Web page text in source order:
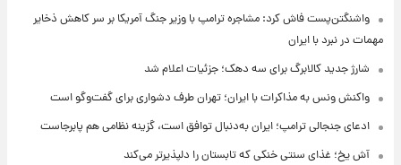
واشنگتن‌پست فاش کرد: مشاجره ترامپ با وزیر جنگ آمریکا بر سر کاهش ذخایر
مهمات در نبرد با ایران
شارژ جدید کالابرگ برای سه دهک؛ جزئیات اعلام شد
واکنش ونس به مذاکرات با ایران؛ تهران طرف دشواری برای گفت‌وگو است
ادعای جنجالی ترامپ؛ ایران به‌دنبال توافق است، گزینه نظامی هم پابرجاست
آش یخ؛ غذای سنتی خنکی که تابستان را دلپذیرتر می‌کند